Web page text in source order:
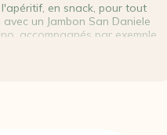
en snack, pour tout
un Jambon San Daniele
accompagnés par exemple